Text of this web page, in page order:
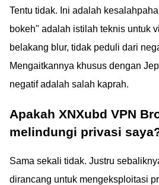
Tentu tidak. Ini adalah
bokeh" adalah istilah teknis untuk
belakang blur, tidak peduli dari
Mengaitkannya khusus dengan
negatif adalah salah kaprah.
Apakah XNXubd VPN
melindungi privasi
Sama sekali tidak. Justru
dirancang untuk mengeksploitasi